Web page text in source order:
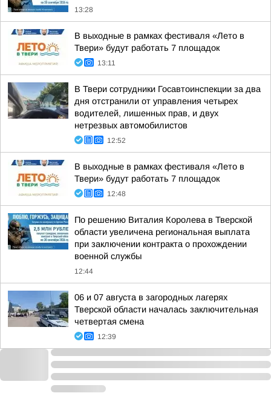
13:28
В выходные в рамках фестиваля «Лето в
Твери» будут работать 7 площадок
13:11
В Твери сотрудники Госавтоинспекции за два
дня отстранили от управления четырех
водителей, лишенных прав, и двух
нетрезвых автомобилистов
12:52
В выходные в рамках фестиваля «Лето в
Твери» будут работать 7 площадок
12:48
По решению Виталия Королева в Тверской
области увеличена региональная выплата
при заключении контракта о прохождении
военной службы
12:44
06 и 07 августа в загородных лагерях
Тверской области началась заключительная
четвертая смена
12:39